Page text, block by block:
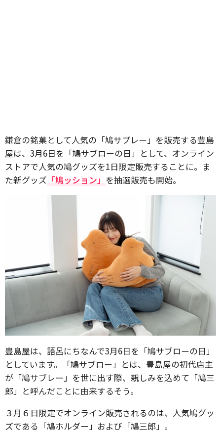
鎌倉の銘菓として人気の「鳩サブレー」を販売する豊島
屋は、3月6日を「鳩サブローの日」として、オンライン
ストアで人気の鳩グッズを1日限定販売することに。ま
た新グッズ 「鳩ッション」 を抽選販売も開始。
豊島屋は、語呂にちなんで3月6日を「鳩サブローの日」
としています。「鳩サブロー」とは、豊島屋の初代店主
が「鳩サブレー」を世に出す際、親しみを込めて「鳩三
郎」と呼んだことに由来するそう。
３月６日限定でオンライン販売されるのは、人気鳩グッ
ズである「鳩ホルダー」および「鳩三郎」。